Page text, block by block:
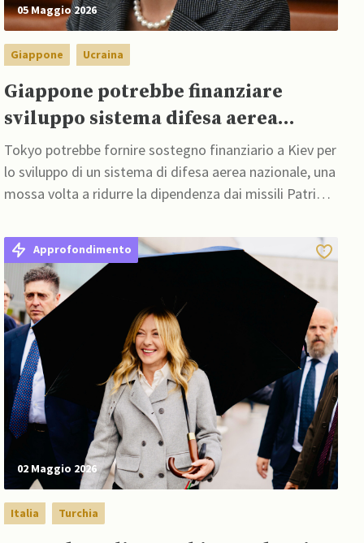
05 Maggio 2026
Giappone Ucraina
Giappone potrebbe finanziare
sviluppo sistema difesa aerea
ucraino per sostituire Patriot USA
Tokyo potrebbe fornire sostegno finanziario a Kiev per
lo sviluppo di un sistema di difesa aerea nazionale, una
mossa volta a ridurre la dipendenza dai missili Patriot
Approfondimento
02 Maggio 2026
Italia Turchia